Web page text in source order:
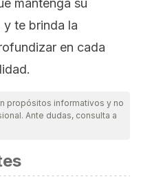
mantenga su
te brinda la
en cada
propósitos informativos y no
Ante dudas, consulta a